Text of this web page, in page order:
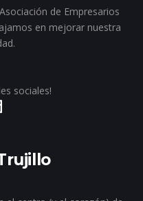
de Empresarios
en mejorar nuestra
sociales!